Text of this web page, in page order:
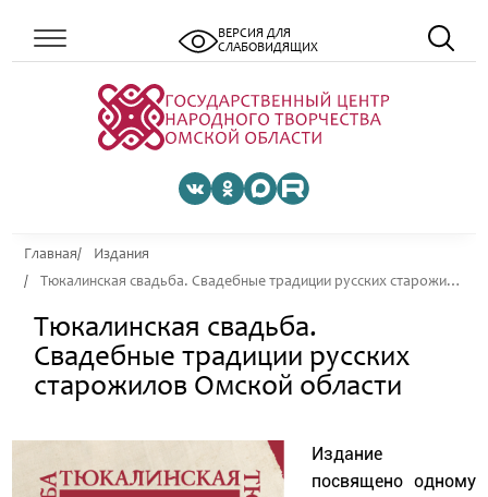
ВЕРСИЯ ДЛЯ
СЛАБОВИДЯЩИХ
Главная
Издания
Тюкалинская свадьба. Свадебные традиции русских старожилов Омской области
Тюкалинская свадьба.
Свадебные традиции русских
старожилов Омской области
Издание
посвящено одному